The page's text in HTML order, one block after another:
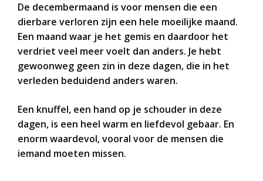
De decembermaand is voor mensen die een
dierbare verloren zijn een hele moeilijke maand.
Een maand waar je het gemis en daardoor het
verdriet veel meer voelt dan anders. Je hebt
gewoonweg geen zin in deze dagen, die in het
verleden beduidend anders waren.
Een knuffel, een hand op je schouder in deze
dagen, is een heel warm en liefdevol gebaar. En
enorm waardevol, vooral voor de mensen die
iemand moeten missen.